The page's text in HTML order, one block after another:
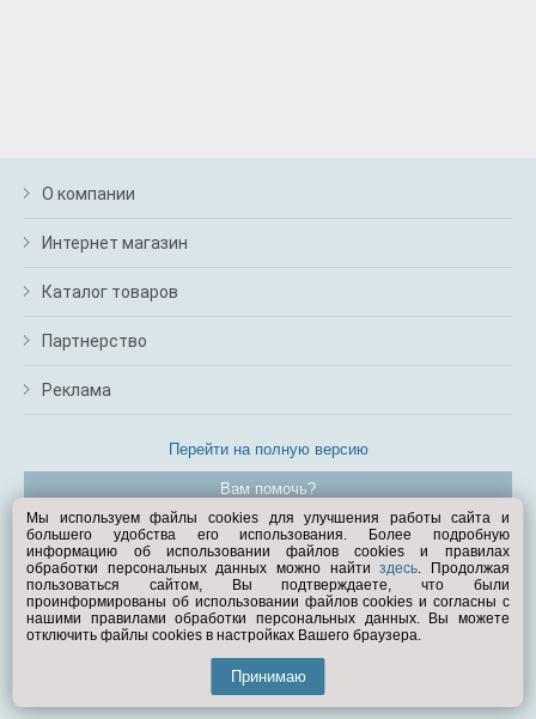
О компании
Интернет магазин
Каталог товаров
Партнерство
Реклама
Перейти на полную версию
Вам помочь?
© Exist.ru 1998—2026
Мы используем файлы cookies для улучшения работы сайта и
большего удобства его использования. Более подробную
информацию об использовании файлов cookies и правилах
обработки персональных данных можно найтиздесь. Продолжая
пользоваться сайтом, Вы подтверждаете, что были
проинформированы об использовании файлов cookies и согласны с
нашими правилами обработки персональных данных. Вы можете
отключить файлы cookies в настройках Вашего браузера.
Принимаю